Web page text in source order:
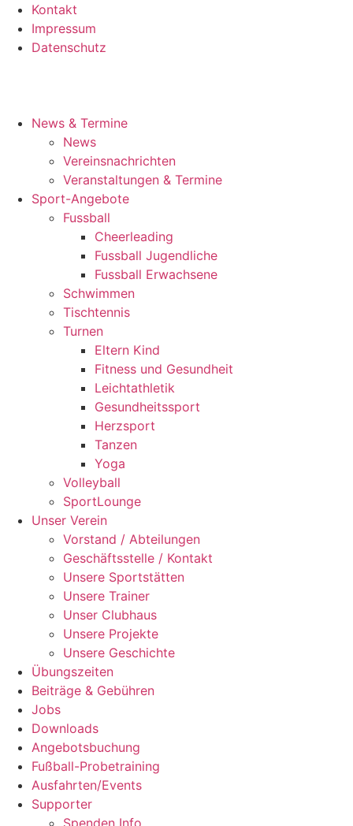
Kontakt
Impressum
Datenschutz
News & Termine
News
Vereinsnachrichten
Veranstaltungen & Termine
Sport-Angebote
Fussball
Cheerleading
Fussball Jugendliche
Fussball Erwachsene
Schwimmen
Tischtennis
Turnen
Eltern Kind
Fitness und Gesundheit
Leichtathletik
Gesundheitssport
Herzsport
Tanzen
Yoga
Volleyball
SportLounge
Unser Verein
Vorstand / Abteilungen
Geschäftsstelle / Kontakt
Unsere Sportstätten
Unsere Trainer
Unser Clubhaus
Unsere Projekte
Unsere Geschichte
Übungszeiten
Beiträge & Gebühren
Jobs
Downloads
Angebotsbuchung
Fußball-Probetraining
Ausfahrten/Events
Supporter